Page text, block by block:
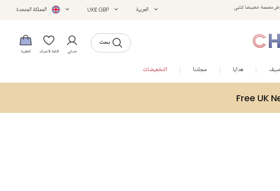
مصممة خصيصا لتلبي
العربية UK£ GBP المملكة المتحدة
بحث
حسابي قائمة الأمنيات الحقيبة
هدايا مجلتنا التخفيضات
Free UK